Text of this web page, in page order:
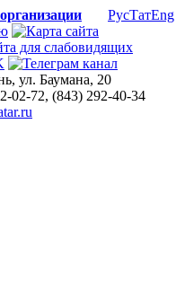
РусТатEng
ул. Баумана, 20
02-72, (843) 292-40-34